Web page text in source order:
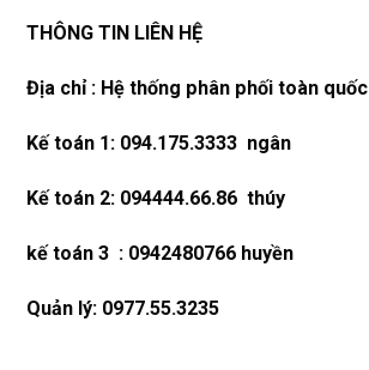
THÔNG TIN LIÊN HỆ
Địa chỉ : Hệ thống phân phối toàn quốc
Kế toán 1: 094.175.3333 ngân
Kế toán 2: 094444.66.86 thúy
kế toán 3 : 0942480766 huyền
Quản lý: 0977.55.3235